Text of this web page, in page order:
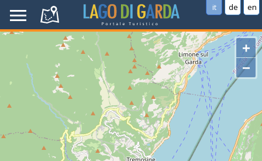
it de en
+
−